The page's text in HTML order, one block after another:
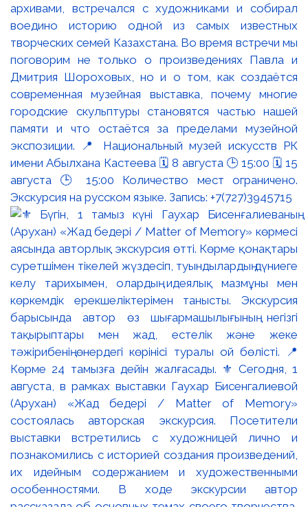
архивами, встречался с художниками и собирал
воедино историю одной из самых известных
творческих семей Казахстана. Во время встречи мы
поговорим не только о произведениях Павла и
Дмитрия Шороховых, но и о том, как создаётся
современная музейная выставка, почему многие
городские скульптуры становятся частью нашей
памяти и что остаётся за пределами музейной
экспозиции. 📍 Национальный музей искусств РК
имени Абылхана Кастеева 🗓 8 августа 🕒 15:00 🗓 15
августа 🕒 15:00 Количество мест ограничено.
Экскурсия на русском языке. Запись: +7(727)3945715